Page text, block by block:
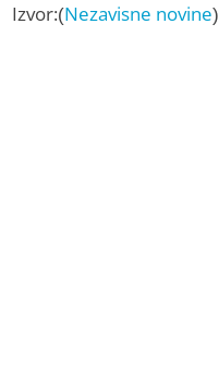
Izvor:(Nezavisne novine)